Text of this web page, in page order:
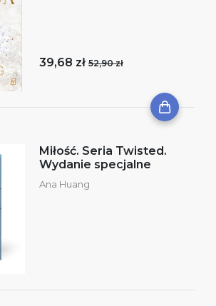
39,68 zł 52,90 zł
Miłość. Seria Twisted.
Wydanie specjalne
Ana Huang